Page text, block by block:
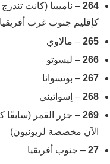
264
كإقليم جنوب غرب
265 – مالاوي
266 – ليسوتو
267 – بوتسوانا
268 – إسواتيني
269 – جزر القمر
الآن مخصصة لريونيون)
27 – جنوب أفريقيا